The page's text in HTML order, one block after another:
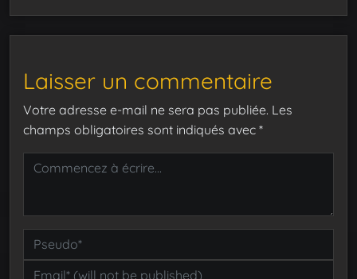
Laisser un commentaire
Votre adresse e-mail ne sera pas publiée. Les
champs obligatoires sont indiqués avec *